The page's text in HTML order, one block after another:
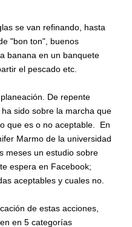
se van refinando, hasta
"bon ton", buenos
banana en un banquete
el pescado etc.
De repente
sido sobre la marcha que
que es o no aceptable. En
Marmo de la universidad
meses un estudio sobre
espera en Facebook;
aceptables y cuales no.
de estas acciones,
en 5 categorías